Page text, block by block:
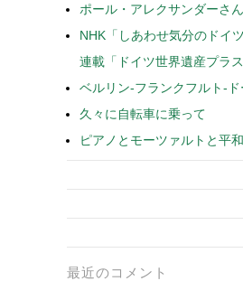
ポール・アレクサンダーさ
NHK「しあわせ気分のドイ
連載「ドイツ世界遺産プラス
ベルリン-フランクフルト-
久々に自転車に乗って
ピアノとモーツァルトと平
最近のコメント